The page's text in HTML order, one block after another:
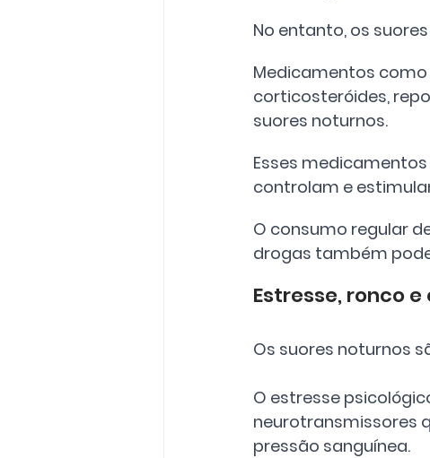
No entanto, os
Medicamentos como
corticosteróides,
suores noturnos.
Esses
controlam e
O consumo regular
drogas também
Estresse, ronco
Os suores noturnos
O estresse
neurotransmissores
pressão sanguínea.